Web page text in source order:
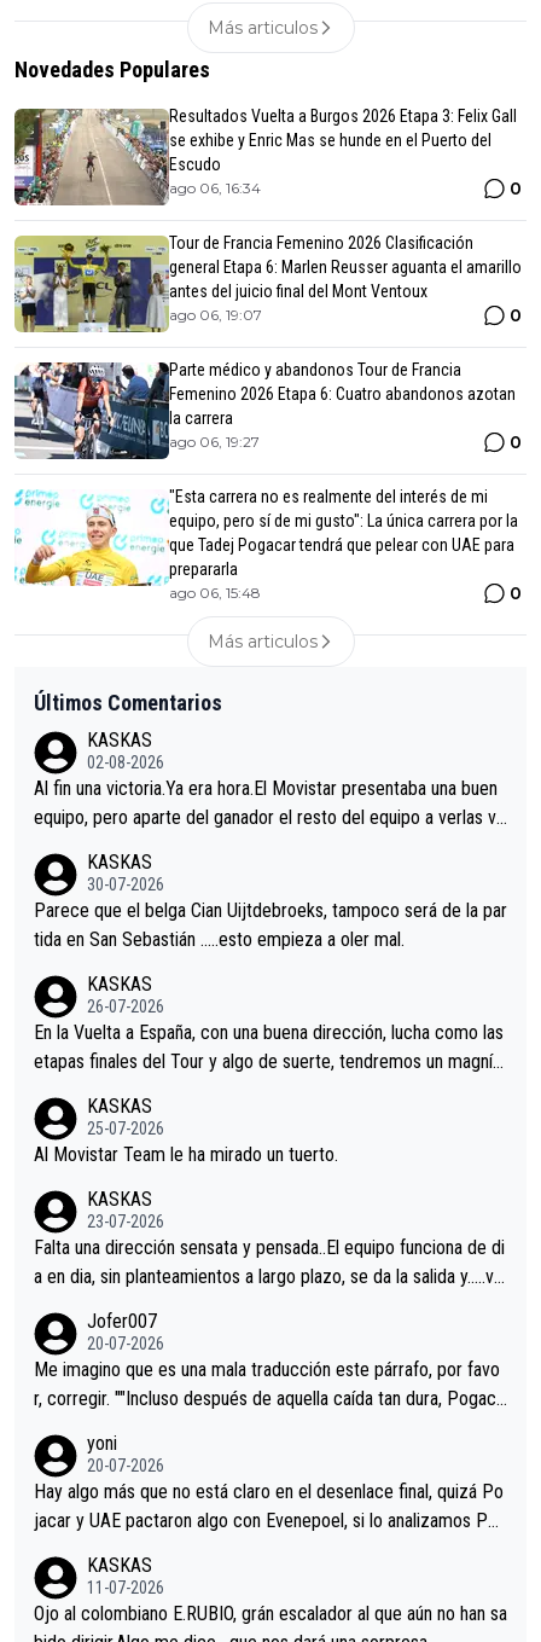
Más articulos
Novedades Populares
Resultados Vuelta a Burgos 2026 Etapa 3: Felix Gall
se exhibe y Enric Mas se hunde en el Puerto del
Escudo
ago 06, 16:34 0
Tour de Francia Femenino 2026 Clasificación
general Etapa 6: Marlen Reusser aguanta el amarillo
antes del juicio final del Mont Ventoux
ago 06, 19:07 0
Parte médico y abandonos Tour de Francia
Femenino 2026 Etapa 6: Cuatro abandonos azotan
la carrera
ago 06, 19:27 0
"Esta carrera no es realmente del interés de mi
equipo, pero sí de mi gusto": La única carrera por la
que Tadej Pogacar tendrá que pelear con UAE para
prepararla
ago 06, 15:48 0
Más articulos
Últimos Comentarios
KASKAS
02-08-2026
Al fin una victoria.Ya era hora.El Movistar presentaba una buen
equipo, pero aparte del ganador el resto del equipo a verlas ve
s.La única buena noticia es la mejoría de Enric Más en San Seb
astian.Si en la Vuelta a Burgos sigue la mejoría, podríamos ten
er alguna sorpresa en la Vuelta.Ojalá.
KASKAS
30-07-2026
Parece que el belga Cian Uijtdebroeks, tampoco será de la par
tida en San Sebastián …..esto empieza a oler mal.
KASKAS
26-07-2026
En la Vuelta a España, con una buena dirección, lucha como las
etapas finales del Tour y algo de suerte, tendremos un magnífi
KASKAS
25-07-2026
Al Movistar Team le ha mirado un tuerto.
KASKAS
23-07-2026
Falta una dirección sensata y pensada..El equipo funciona de di
a en dia, sin planteamientos a largo plazo, se da la salida y…..ve
Minguez, Velez etc etc.Me da pena vivir estos momentos tan
tristes sin victorias.
Jofer007
20-07-2026
Me imagino que es una mala traducción este párrafo, por favo
r, corregir. ""Incluso después de aquella caída tan dura, Pogaca
permaneció pegado a su rueda. Parecía increíble la forma en l
a que era capaz de controlar el miedo", recordó."
yoni
20-07-2026
Hay algo más que no está claro en el desenlace final, quizá Po
jacar y UAE pactaron algo con Evenepoel, si lo analizamos Poj
i sin pedalear, luego está el saludo con Evenepoel dándose la
mano de una manera muy fraternal, más allá de los típicos toqu
es en el hombro con que saludaba a Vingegard. Ahí hubo una in
KASKAS
11-07-2026
Ojo al colombiano E.RUBIO, grán escalador al que aún no han sa